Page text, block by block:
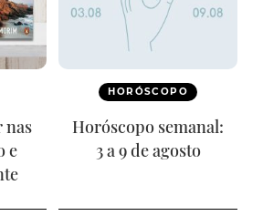
nas
e
HORÓSCOPO
Horóscopo semanal:
3 a 9 de agosto